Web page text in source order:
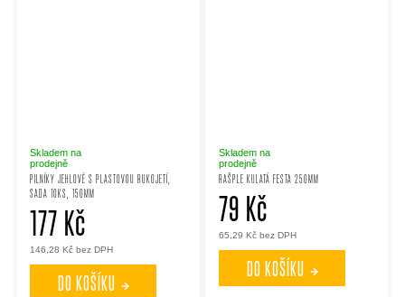
PILNÍKY JEHLOVÉ S PLASTOVOU RUKOJETÍ,
SADA 10KS, 150MM
Skladem na
prodejně
146,28 Kč bez DPH
177 Kč
DO KOŠÍKU
RAŠPLE KULATÁ FESTA 250MM
Skladem na
prodejně
65,29 Kč bez DPH
79 Kč
DO KOŠÍKU